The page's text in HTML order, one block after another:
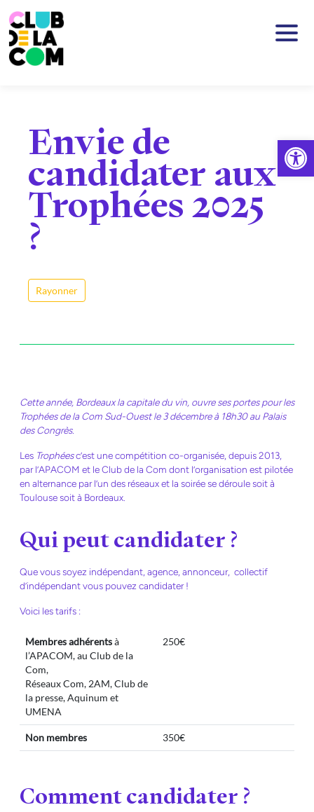
Envie de
candidater aux
Trophées 2025
?
Rayonner
Cette année, Bordeaux la capitale du vin, ouvre ses portes pour les
Trophées de la Com Sud-Ouest le 3 décembre à 18h30 au Palais
des Congrès.
Les Trophéesc’est une compétition co-organisée, depuis 2013,
par l’APACOM et le Club de la Com dont l’organisation est pilotée
en alternance par l’un des réseaux et la soirée se déroule soit à
Toulouse soit à Bordeaux.
Qui peut candidater ?
Que vous soyez indépendant, agence, annonceur, collectif
d’indépendant vous pouvez candidater !
Voici les tarifs :
Membres adhérentsà
l’APACOM, au Club de la
Com,
Réseaux Com, 2AM, Club de
la presse, Aquinum et
UMENA
250€
Non membres 350€
Comment candidater ?